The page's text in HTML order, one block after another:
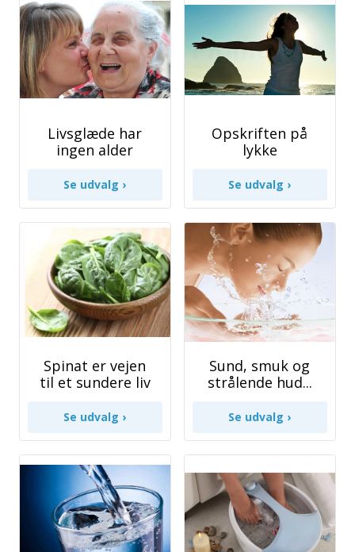
Livsglæde har
ingen alder
Opskriften på
lykke
Spinat er vejen
til et sundere liv
Sund, smuk og
strålende hud...